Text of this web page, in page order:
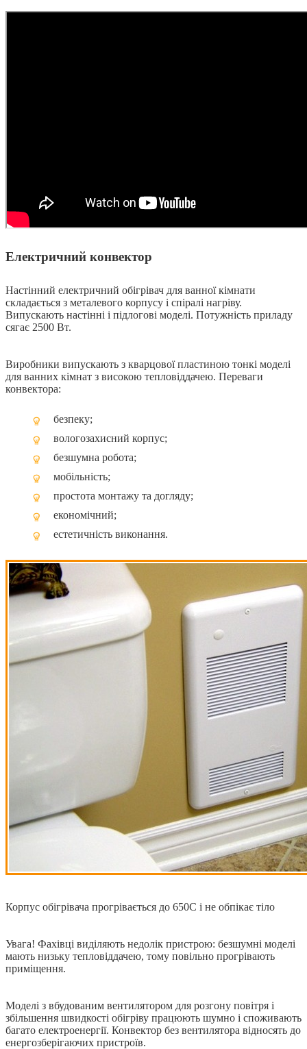
Електричний конвектор
Настінний електричний обігрівач для ванної кімнати
складається з металевого корпусу і спіралі нагріву.
Випускають настінні і підлогові моделі. Потужність приладу
сягає 2500 Вт.
Виробники випускають з кварцової пластиною тонкі моделі
для ванних кімнат з високою тепловіддачею. Переваги
конвектора:
безпеку;
вологозахисний корпус;
безшумна робота;
мобільність;
простота монтажу та догляду;
економічний;
естетичність виконання.
Корпус обігрівача прогрівається до 650С і не обпікає тіло
Увага! Фахівці виділяють недолік пристрою: безшумні моделі
мають низьку тепловіддачею, тому повільно прогрівають
приміщення.
Моделі з вбудованим вентилятором для розгону повітря і
збільшення швидкості обігріву працюють шумно і споживають
багато електроенергії. Конвектор без вентилятора відносять до
енергозберігаючих пристроїв.